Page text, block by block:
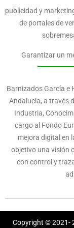
publicidad y
de portales de
Garantizar un
Barnizados García e
Andalucía, a través
Industria,
cargo al Fondo
mejora digital en
objetivo una visión
con control y
Copyright © 2021-